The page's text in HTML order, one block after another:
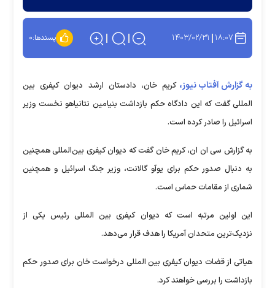
۱۸:۰۷ ۱۴۰۳/۰۲/۳۱ پسندها:۰
به گزارش آفتاب نیوز، کریم خان، دادستان ارشد دیوان کیفری بین
المللی گفت که این دادگاه حکم بازداشت بنیامین نتانیاهو نخست وزیر
اسرائیل را صادر کرده است.
به گزارش سی ان ان، کریم خان گفت که دیوان کیفری بین‌المللی همچنین
به دنبال صدور حکم برای یوآو گالانت، وزیر جنگ اسرائیل و همچنین
شماری از مقامات حماس است.
این اولین مرتبه است که دیوان کیفری بین المللی رئیس یکی از
نزدیک‌ترین متحدان آمریکا را هدف قرار می‌دهد.
هیاتی از قضات دیوان کیفری بین المللی درخواست خان برای صدور حکم
بازداشت را بررسی خواهند کرد.